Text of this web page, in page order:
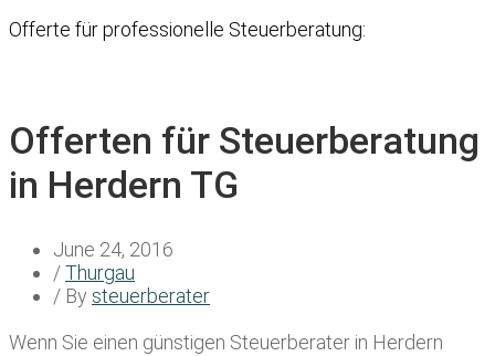
Offerte für professionelle Steuerberatung:
Offerten für Steuerberatung
in Herdern TG
June 24, 2016
/Thurgau
/ By steuerberater
Wenn Sie einen günstigen Steuerberater in Herdern